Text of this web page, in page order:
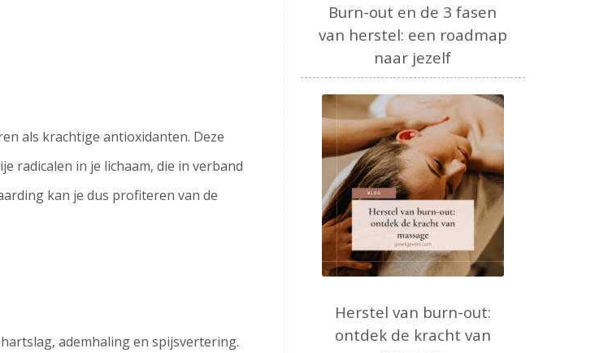
als krachtige antioxidanten. Deze
radicalen in je lichaam, die in verband
kan je dus profiteren van de
ademhaling en spijsvertering.
Burn-out en de 3 fasen
van herstel: een roadmap
naar jezelf
Herstel van burn-out:
ontdek de kracht van